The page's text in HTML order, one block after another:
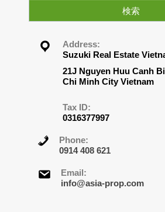
検索
Address:
Suzuki Real Estate
21J Nguyen Huu Canh
Chi Minh City Vietnam
Tax ID:
0316377997
Phone:
0914 408 621
Email:
info@asia-prop.com